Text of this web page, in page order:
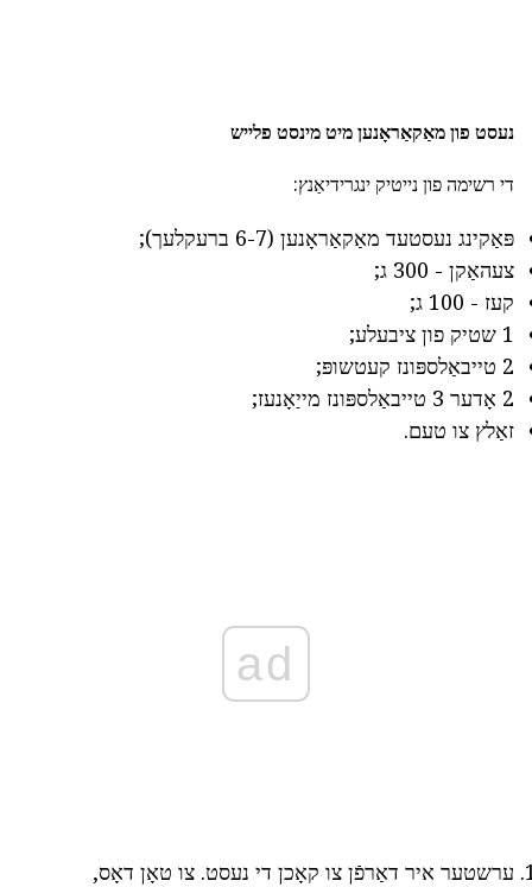
נעסט פון מאַקאַראָנען מיט מינסט פלייש
די רשימה פון נייטיק ינגרידיאַנץ:
פּאַקינג נעסטעד מאַקאַראָנען (6-7 ברעקלעך);
צעהאַקן - 300 ג;
קעז - 100 ג;
1 שטיק פון ציבעלע;
2 טייבאַלספּונז קעטשופּ;
2 אָדער 3 טייבאַלספּונז מייַאָנעז;
זאַלץ צו טעם.
ad
ערשטער איר דאַרפֿן צו קאָכן די נעסט. צו טאָן דאָס,